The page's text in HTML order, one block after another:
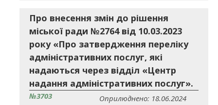
Про внесення змін до рішення
міської ради №2764 від 10.03.2023
року «Про затвердження переліку
адміністративних послуг, які
надаються через відділ «Центр
надання адміністративних послуг».
№3703 Оприлюднено: 18.06.2024